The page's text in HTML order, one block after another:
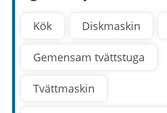
Kök Diskmaskin
Gemensam tvättstuga
Tvättmaskin